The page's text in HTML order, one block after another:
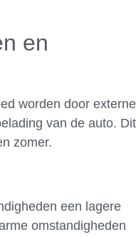
en
worden door externe
van de auto. Dit
zomer.
een lagere
omstandigheden